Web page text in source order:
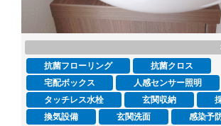
抗菌フローリング
抗菌クロス
宅配ボックス
人感センサー照明
タッチレス水栓
玄関収納
換気設備
玄関洗面
感染予